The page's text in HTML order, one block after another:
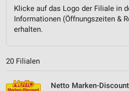
Klicke auf das Logo der Filiale in
Informationen (Öffnungszeiten &
erhalten.
20 Filialen
Netto Marken-